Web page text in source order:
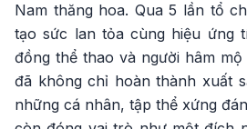
Nam thăng hoa. Qua 5 lần tổ
tạo sức lan tỏa cùng hiệu ứng
đồng thể thao và người hâm
đã không chỉ hoàn thành xuất
những cá nhân, tập thể xứng